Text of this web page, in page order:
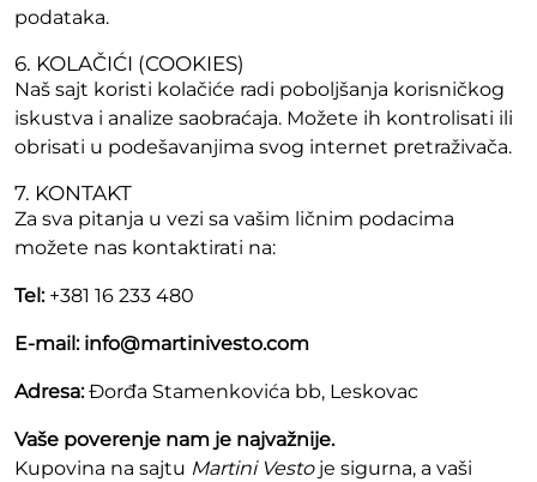
podataka.
6. KOLAČIĆI (COOKIES)
Naš sajt koristi kolačiće radi poboljšanja korisničkog
iskustva i analize saobraćaja. Možete ih kontrolisati ili
obrisati u podešavanjima svog internet pretraživača.
7. KONTAKT
Za sva pitanja u vezi sa vašim ličnim podacima
možete nas kontaktirati na:
Tel:+381 16 233 480
E-mail: info@martinivesto.com
Adresa:Đorđa Stamenkovića bb, Leskovac
Vaše poverenje nam je najvažnije.
Kupovina na sajtu Martini Vestoje sigurna, a vaši